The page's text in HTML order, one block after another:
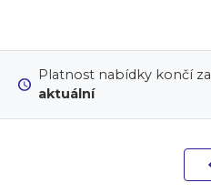
Platnost nabídky končí za
aktuální